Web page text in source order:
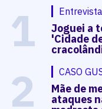
1 Entrevista
Joguei a
'Cidade
2 CASO
Mãe de
ataques